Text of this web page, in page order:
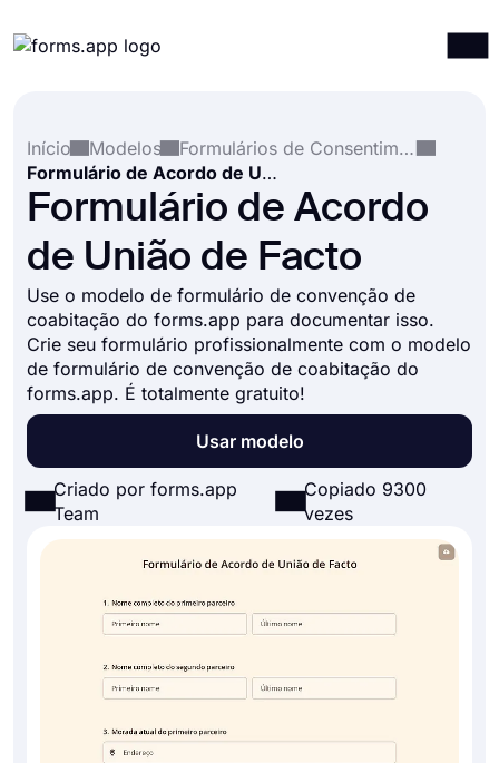
Integrações
Modelos
Recursos
Início
Modelos
Formulários de Consentimento
Formulário de Acordo de União de Facto
Formulário de Acordo
de União de Facto
Use o modelo de formulário de convenção de
coabitação do forms.app para documentar isso.
Crie seu formulário profissionalmente com o modelo
de formulário de convenção de coabitação do
forms.app. É totalmente gratuito!
Usar modelo
Criado por forms.app
Team
Copiado 9300
vezes